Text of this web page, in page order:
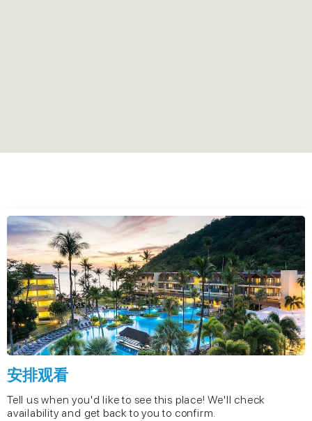
安排观看
Tell us when you'd like to see this place! We'll check
availability and get back to you to confirm.